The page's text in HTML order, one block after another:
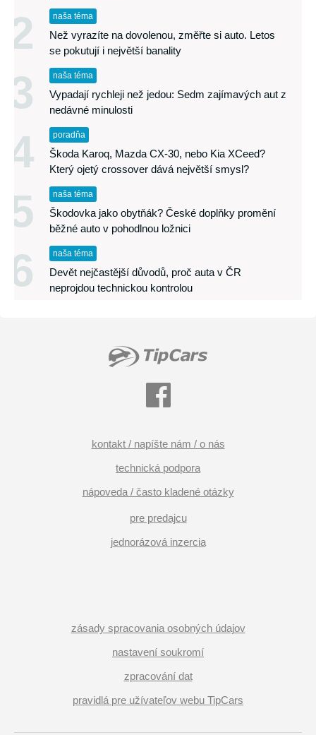
2 naša téma
Než vyrazíte na dovolenou, změřte si auto. Letos
se pokutují i největší banality
3 naša téma
Vypadají rychleji než jedou: Sedm zajímavých aut z
nedávné minulosti
4 poradňa
Škoda Karoq, Mazda CX-30, nebo Kia XCeed?
Který ojetý crossover dává největší smysl?
5 naša téma
Škodovka jako obytňák? České doplňky promění
běžné auto v pohodlnou ložnici
6 naša téma
Devět nejčastější důvodů, proč auta v ČR
neprojdou technickou kontrolou
kontakt / napíšte nám / o nás
technická podpora
nápoveda / často kladené otázky
pre predajcu
jednorázová inzercia
zásady spracovania osobných údajov
nastavení soukromí
zpracování dat
pravidlá pre užívateľov webu TipCars